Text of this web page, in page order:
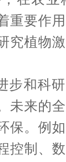
重要作
究植物
和科研
未来的
保。例
控制、